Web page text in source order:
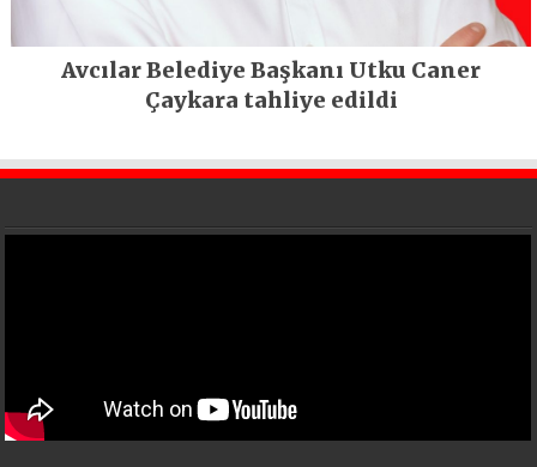
Avcılar Belediye Başkanı Utku Caner
Çaykara tahliye edildi